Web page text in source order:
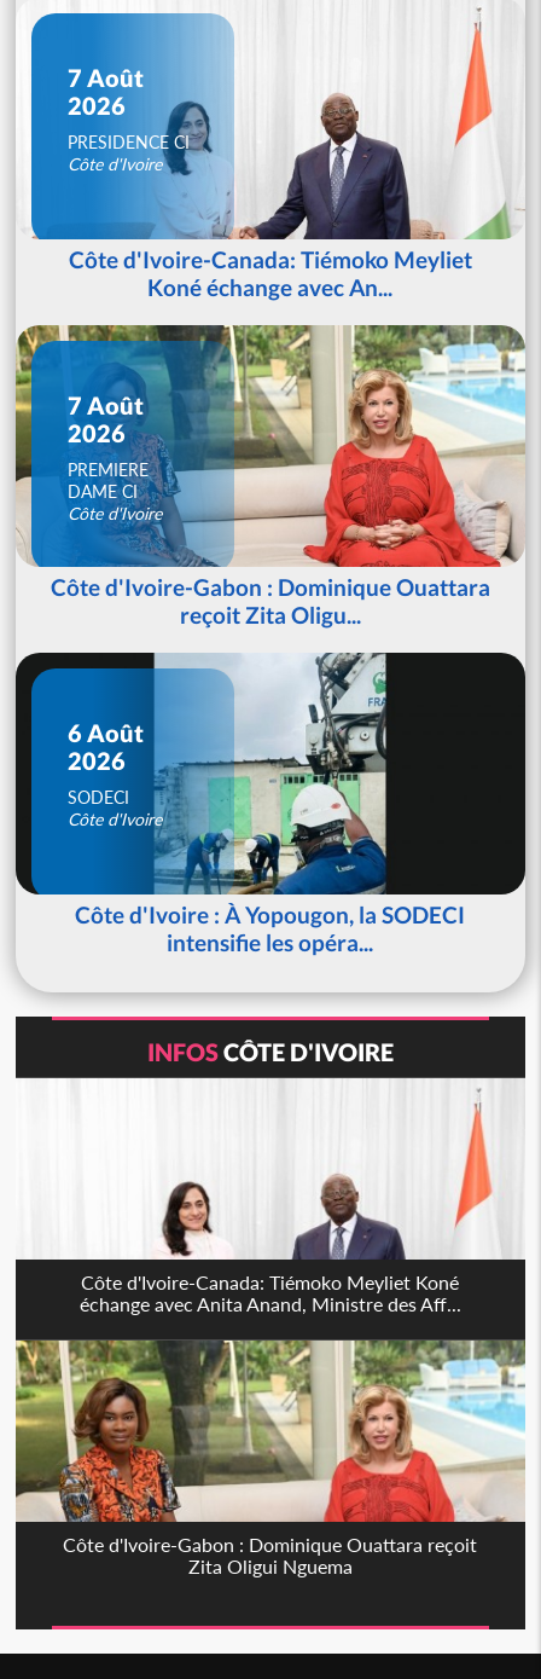
7 Août
2026
PRESIDENCE CI
Côte d'Ivoire
Côte d'Ivoire-Canada: Tiémoko Meyliet
Koné échange avec An...
7 Août
2026
PREMIERE
DAME CI
Côte d'Ivoire
Côte d'Ivoire-Gabon : Dominique Ouattara
reçoit Zita Oligu...
6 Août
2026
SODECI
Côte d'Ivoire
Côte d'Ivoire : À Yopougon, la SODECI
intensifie les opéra...
INFOSCÔTE D'IVOIRE
Côte d'Ivoire-Canada: Tiémoko Meyliet Koné
échange avec Anita Anand, Ministre des Aff...
Côte d'Ivoire-Gabon : Dominique Ouattara reçoit
Zita Oligui Nguema